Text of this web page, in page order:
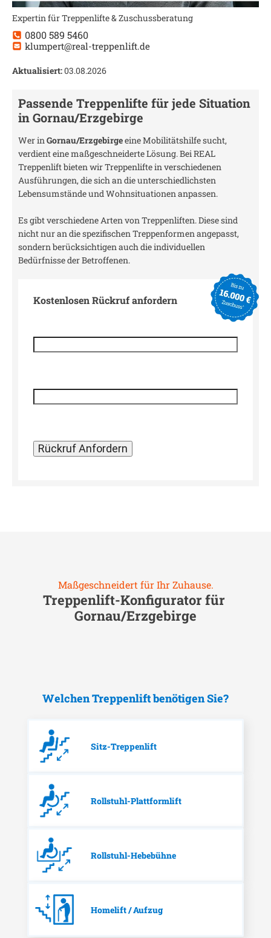
Expertin für Treppenlifte & Zuschussberatung
0800 589 5460
klumpert@real-treppenlift.de
Aktualisiert:03.08.2026
Passende Treppenlifte für jede Situation
inGornau/Erzgebirge
Wer inGornau/Erzgebirgeeine Mobilitätshilfe sucht,
verdient eine maßgeschneiderte Lösung. Bei REAL
Treppenlift bieten wir Treppenlifte in verschiedenen
Ausführungen, die sich an die unterschiedlichsten
Lebensumstände und Wohnsituationen anpassen.
Es gibt verschiedene Arten von Treppenliften. Diese sind
nicht nur an die spezifischen Treppenformen angepasst,
sondern berücksichtigen auch die individuellen
Bedürfnisse der Betroffenen.
Kostenlosen Rückruf anfordern
Maßgeschneidert für Ihr Zuhause.
Treppenlift-Konfigurator für
Gornau/Erzgebirge
Welchen Treppenlift benötigen Sie?
Sitz-Treppenlift
Rollstuhl-Plattformlift
Rollstuhl-Hebebühne
Homelift / Aufzug